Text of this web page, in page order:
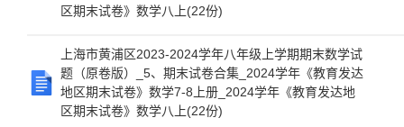
区期末试卷》数学八上(22份)
上海市黄浦区2023-2024学年八年级上学期期末数学试
题（原卷版）_5、期末试卷合集_2024学年《教育发达
地区期末试卷》数学7-8上册_2024学年《教育发达地
区期末试卷》数学八上(22份)